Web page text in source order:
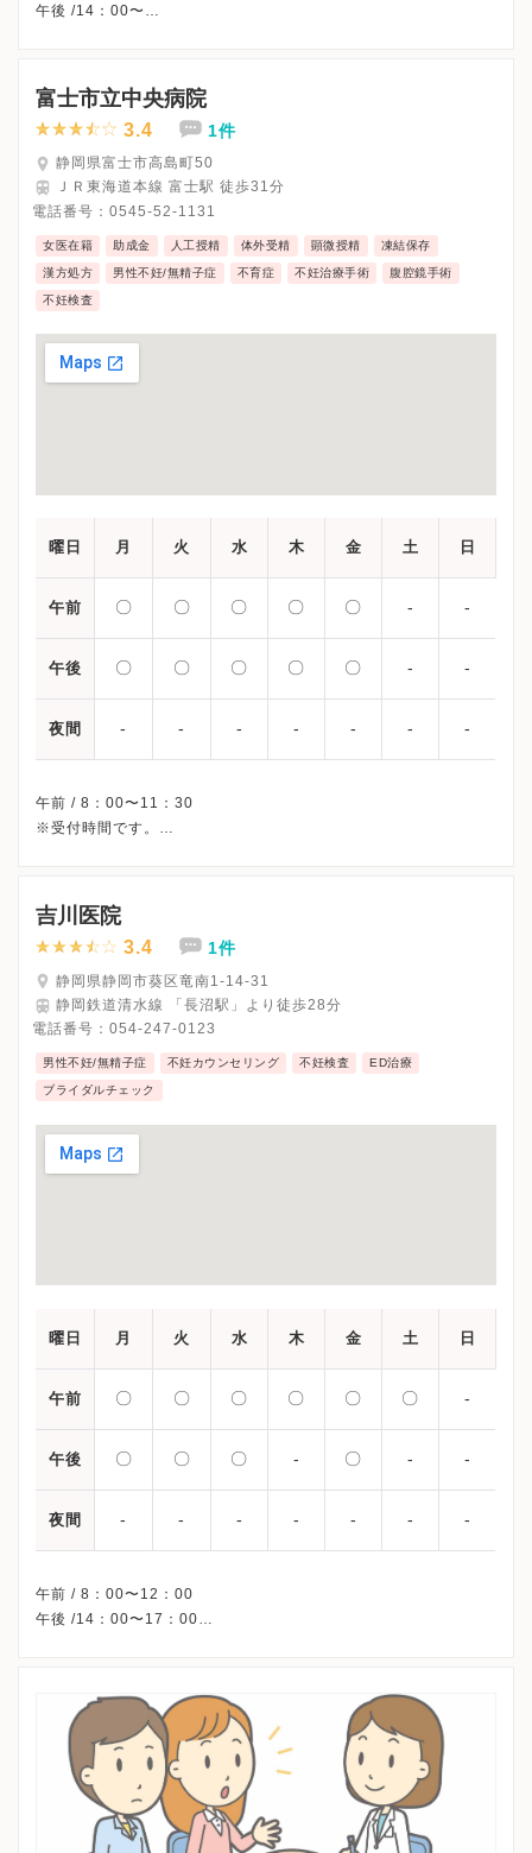
午後 /14：00〜
※土曜日の診察はART治療の方が対象となります。一般治療は当
日受診指示がある方のみです。
※詳細はクリニックHPを確認、または直接お問い合わせくださ
富士市立中央病院
3.4 1件
静岡県富士市高島町50
ＪＲ東海道本線 富士駅 徒歩31分
電話番号： 0545-52-1131
女医在籍 助成金 人工授精 体外受精 顕微授精 凍結保存
漢方処方 男性不妊/無精子症 不育症 不妊治療手術 腹腔鏡手術
不妊検査
曜日 月 火 水 木 金 土 日
午前 〇 〇 〇 〇 〇 - -
午後 〇 〇 〇 〇 〇 - -
夜間 - - - - - - -
午前 / 8：00〜11：30
※受付時間です。
※詳細はクリニックHPを確認、または直接お問い合わせくださ
吉川医院
3.4 1件
静岡県静岡市葵区竜南1-14-31
静岡鉄道清水線 「長沼駅」より徒歩28分
電話番号： 054-247-0123
男性不妊/無精子症 不妊カウンセリング 不妊検査 ED治療
ブライダルチェック
曜日 月 火 水 木 金 土 日
午前 〇 〇 〇 〇 〇 〇 -
午後 〇 〇 〇 - 〇 - -
夜間 - - - - - - -
午前 / 8：00〜12：00
午後 /14：00〜17：00